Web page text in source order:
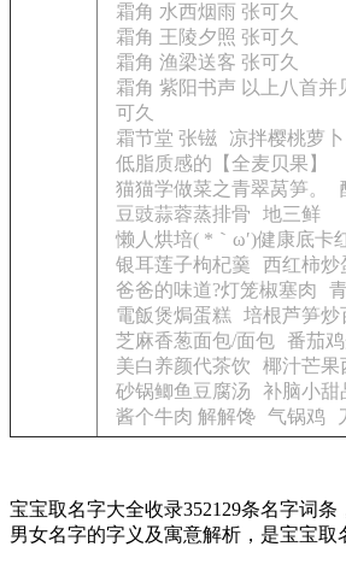
霜角 水西烟雨 张可久
霜角 王陵夕照 张可久
霜角 渔梁送客 张可久
霜角 紫阳书声 以上八首并
可久
霜节堂 张镃
凉拌樱桃萝卜
低脂质感的【全麦贝果】
猫猫学做菜之青翠莴笋。
豆豉蒜蓉蒸排骨
地三鲜
懒人烘培( *｀ω′)健康底卡
银耳莲子枸杞羹
西红柿炒
爸爸的味道?灯笼椒塞肉
電飯煲焗蛋糕
培根芦笋炒
芝麻香葱面包/面包
番茄
美白养颜代茶饮
椰汁芒果
砂锅鲫鱼豆腐汤
补脑小
酱个牛肉 解解馋 气锅鸡
宝宝取名字大全收录352129条名字词
男女名字的字义及寓意解析，是宝宝取